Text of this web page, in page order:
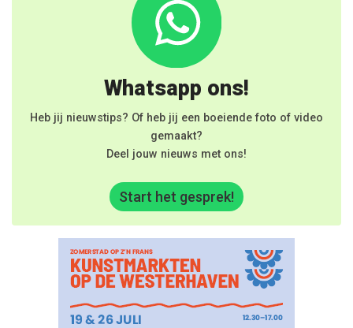
Whatsapp ons!
Heb jij nieuwstips? Of heb jij een boeiende foto of video
gemaakt?
Deel jouw nieuws met ons!
Start het gesprek!